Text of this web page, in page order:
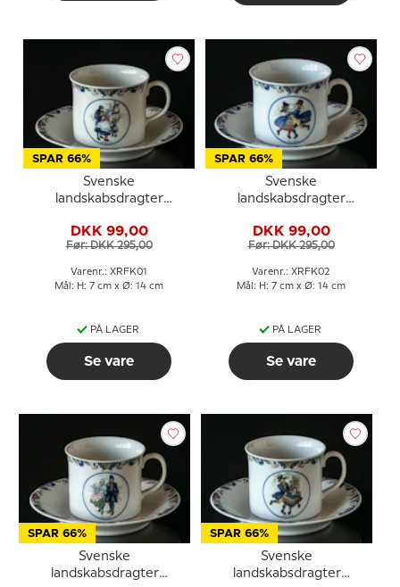
SPAR 66%
Svenske
landskabsdragter
DKK 99,00
Før: DKK 295,00
Varenr.: XRFK01
Mål: H: 7 cm x Ø: 14 cm
PÅ LAGER
Se vare
SPAR 66%
Svenske
landskabsdragter
DKK 99,00
Før: DKK 295,00
Varenr.: XRFK02
Mål: H: 7 cm x Ø: 14 cm
PÅ LAGER
Se vare
SPAR 66%
Svenske
landskabsdragter
SPAR 66%
Svenske
landskabsdragter